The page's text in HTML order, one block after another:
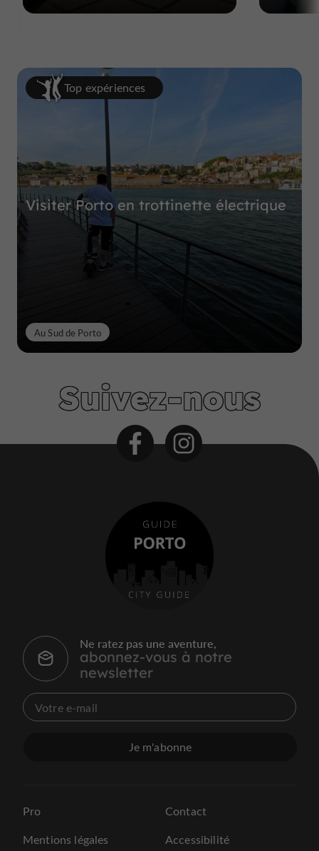
Top expériences
Visiter Porto en trottinette électrique
Au Sud de Porto
Suivez-nous
Ne ratez pas une aventure,
abonnez-vous à notre
newsletter
Je m'abonne
Pro
Mentions légales
Contact
Accessibilité